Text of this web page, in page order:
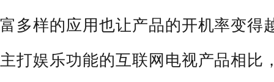
富多样的应用也让产品的开机率变得
主打娱乐功能的互联网电视产品相比